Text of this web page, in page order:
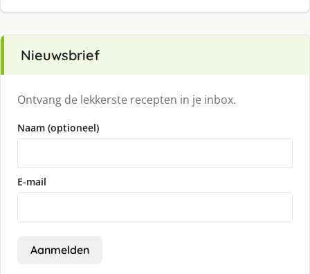
Nieuwsbrief
Ontvang de lekkerste recepten in je inbox.
Naam (optioneel)
E-mail
Aanmelden